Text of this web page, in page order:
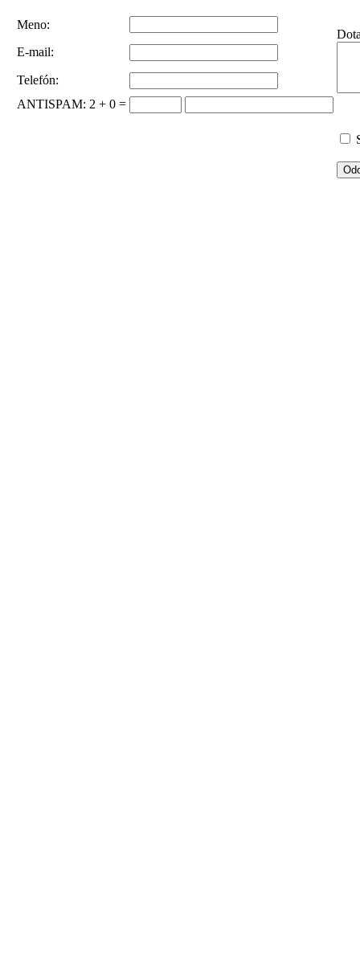
Meno:
E-mail:
Telefón:
ANTISPAM: 2 + 0 =